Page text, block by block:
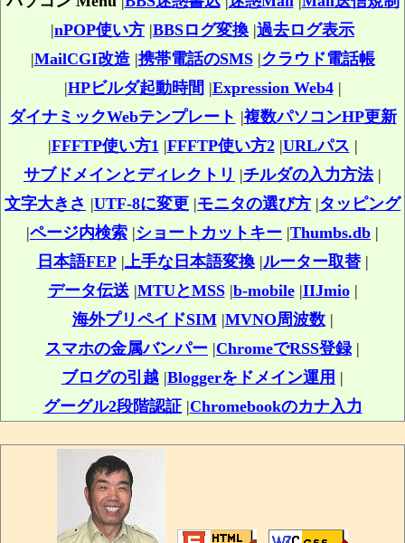
|nPOP使い方 |BBSログ変換 |過去ログ表示
|MailCGI改造|携帯電話のSMS|クラウド電話帳
|HPビルダ起動時間 |Expression Web4|
ダイナミックWebテンプレート |複数パソコンHP更新
|FFFTP使い方1 |FFFTP使い方2|URLパス |
サブドメインとディレクトリ |チルダの入力方法|
文字大きさ |UTF-8に変更 |モニタの選び方 |タッピング
|ページ内検索 |ショートカットキー |Thumbs.db |
日本語FEP|上手な日本語変換|ルーター取替|
データ伝送|MTUとMSS|b-mobile|IIJmio|
海外プリペイドSIM|MVNO周波数|
スマホの金属バンパー |ChromeでRSS登録|
ブログの引越 |Bloggerをドメイン運用 |
グーグル2段階認証|Chromebookのカナ入力